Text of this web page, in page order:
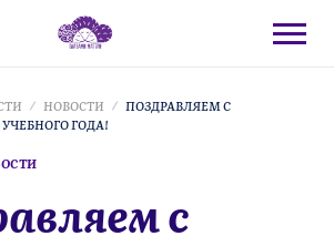
НОВОСТИ
ПОЗДРАВЛЯЕМ С
ГОДА!
с